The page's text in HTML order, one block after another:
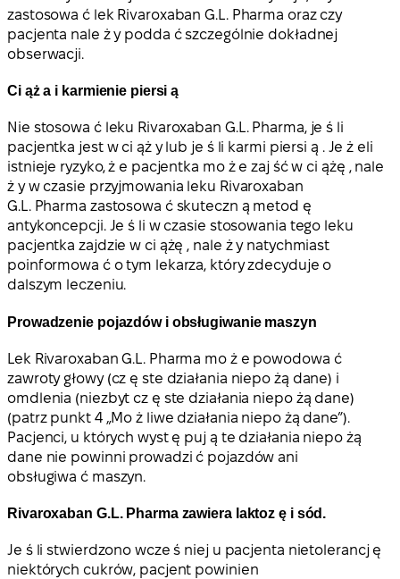
zastosowa ć lek Rivaroxaban G.L. Pharma oraz czy
pacjenta nale ż y podda ć szczególnie dokładnej
obserwacji.
Ci ąż a i karmienie piersi ą
Nie stosowa ć leku Rivaroxaban G.L. Pharma, je ś li
pacjentka jest w ci ąż y lub je ś li karmi piersi ą . Je ż eli
istnieje ryzyko, ż e pacjentka mo ż e zaj ść w ci ążę , nale
ż y w czasie przyjmowania leku Rivaroxaban
G.L. Pharma zastosowa ć skuteczn ą metod ę
antykoncepcji. Je ś li w czasie stosowania tego leku
pacjentka zajdzie w ci ążę , nale ż y natychmiast
poinformowa ć o tym lekarza, który zdecyduje o
dalszym leczeniu.
Prowadzenie pojazdów i obsługiwanie maszyn
Lek Rivaroxaban G.L. Pharma mo ż e powodowa ć
zawroty głowy (cz ę ste działania niepo żą dane) i
omdlenia (niezbyt cz ę ste działania niepo żą dane)
(patrz punkt 4 „Mo ż liwe działania niepo żą dane”).
Pacjenci, u których wyst ę puj ą te działania niepo żą
dane nie powinni prowadzi ć pojazdów ani
obsługiwa ć maszyn.
Rivaroxaban G.L. Pharma zawiera laktoz ę i sód.
Je ś li stwierdzono wcze ś niej u pacjenta nietolerancj ę
niektórych cukrów, pacjent powinien